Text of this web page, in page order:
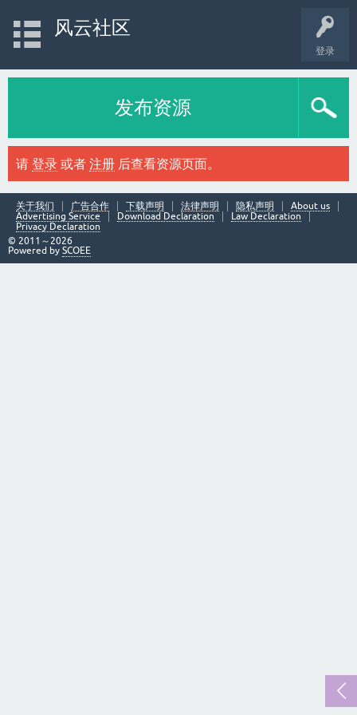
登录
风云社区
发布资源
请 登录 或者 注册 后查看资源页面。
关于我们 广告合作 下载声明 法律声明 隐私声明
About us
Advertising Service
Download Declaration
Law Declaration
Privacy Declaration
© 2011～2026
Powered by SCOEE